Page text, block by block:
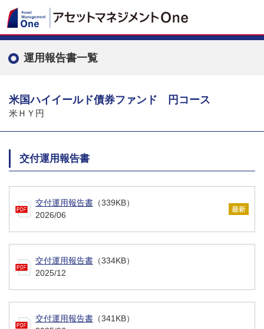
運用報告書一覧
米国ハイイールド債券ファンド 円コース
米ＨＹ円
交付運用報告書
交付運用報告書 （339KB）
2026/06
交付運用報告書 （334KB）
2025/12
交付運用報告書 （341KB）